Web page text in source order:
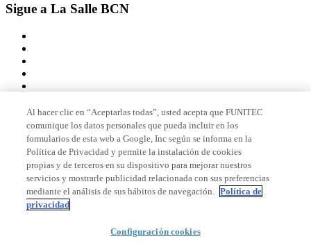
Sigue a La Salle BCN
Miembro de
Acreditaciones
© 2026 La Salle Campus Barcelona - URL |
Al hacer clic en “Aceptarlas todas”, usted acepta que FUNITEC
comunique los datos personales que pueda incluir en los
formularios de esta web a Google, Inc según se informa en la
Política de Privacidad y permite la instalación de cookies
propias y de terceros en su dispositivo para mejorar nuestros
servicios y mostrarle publicidad relacionada con sus preferencias
mediante el análisis de sus hábitos de navegación. Política de
privacidad
Configuración cookies